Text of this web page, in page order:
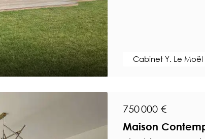
Cabinet Y. Le Moël
750 000 €
Maison